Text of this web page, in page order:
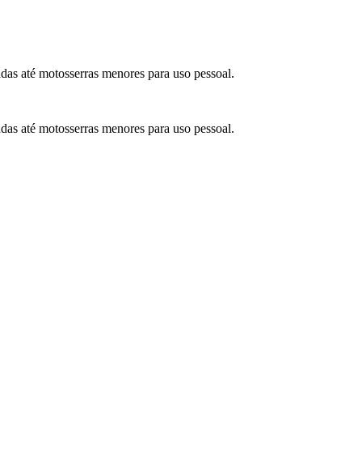
até motosserras menores para uso pessoal.
até motosserras menores para uso pessoal.